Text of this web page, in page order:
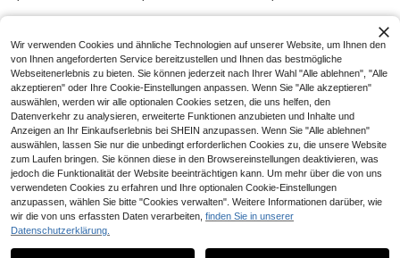
1
11,49€ 5,92€ 13,99€
Wir verwenden Cookies und ähnliche Technologien auf unserer Website, um Ihnen den
von Ihnen angeforderten Service bereitzustellen und Ihnen das bestmögliche
Webseitenerlebnis zu bieten. Sie können jederzeit nach Ihrer Wahl "Alle ablehnen", "Alle
akzeptieren" oder Ihre Cookie-Einstellungen anpassen. Wenn Sie "Alle akzeptieren"
auswählen, werden wir alle optionalen Cookies setzen, die uns helfen, den
Datenverkehr zu analysieren, erweiterte Funktionen anzubieten und Inhalte und
Anzeigen an Ihr Einkaufserlebnis bei SHEIN anzupassen. Wenn Sie "Alle ablehnen"
auswählen, lassen Sie nur die unbedingt erforderlichen Cookies zu, die unsere Website
zum Laufen bringen. Sie können diese in den Browsereinstellungen deaktivieren, was
jedoch die Funktionalität der Website beeinträchtigen kann. Um mehr über die von uns
verwendeten Cookies zu erfahren und Ihre optionalen Cookie-Einstellungen
anzupassen, wählen Sie bitte "Cookies verwalten". Weitere Informationen darüber, wie
wir die von uns erfassten Daten verarbeiten, finden Sie in unserer
Datenschutzerklärung.